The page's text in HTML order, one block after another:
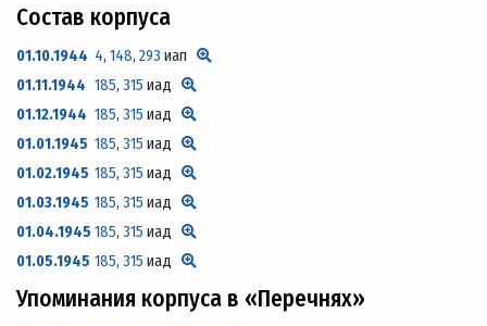
Состав корпуса
01.10.1944 4,148,293 иап
01.11.1944 185,315 иад
01.12.1944 185,315 иад
01.01.1945 185,315 иад
01.02.1945 185,315 иад
01.03.1945 185,315 иад
01.04.1945 185,315 иад
01.05.1945 185,315 иад
Упоминания корпуса в «Перечнях»